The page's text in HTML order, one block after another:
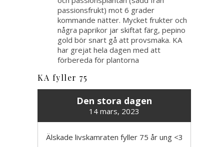
passionsfrukt) mot 6 grader
kommande nätter. Mycket frukter och
några paprikor jar skiftat färg, pepino
gold bör snart gå att provsmaka. KA
har grejat hela dagen med att
förbereda för plantorna
KA fyller 75
Den stora dagen
14 mars, 2023
Älskade livskamraten fyller 75 år ung <3